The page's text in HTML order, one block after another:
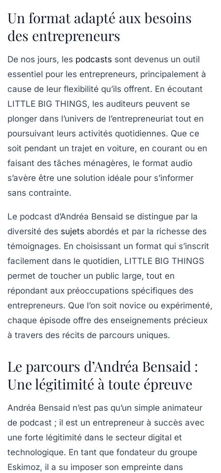
Un format adapté aux besoins
des entrepreneurs
De nos jours, les podcasts sont devenus un outil
essentiel pour les entrepreneurs, principalement à
cause de leur flexibilité qu’ils offrent. En écoutant
LITTLE BIG THINGS, les auditeurs peuvent se
plonger dans l’univers de l’entrepreneuriat tout en
poursuivant leurs activités quotidiennes. Que ce
soit pendant un trajet en voiture, en courant ou en
faisant des tâches ménagères, le format audio
s’avère être une solution idéale pour s’informer
sans contrainte.
Le podcast d’Andréa Bensaid se distingue par la
diversité des sujets abordés et par la richesse des
témoignages. En choisissant un format qui s’inscrit
facilement dans le quotidien, LITTLE BIG THINGS
permet de toucher un public large, tout en
répondant aux préoccupations spécifiques des
entrepreneurs. Que l’on soit novice ou expérimenté,
chaque épisode offre des enseignements précieux
à travers des récits de parcours uniques.
Le parcours d’Andréa Bensaid :
Une légitimité à toute épreuve
Andréa Bensaid n’est pas qu’un simple animateur
de podcast ; il est un entrepreneur à succès avec
une forte légitimité dans le secteur digital et
technologique. En tant que fondateur du groupe
Eskimoz, il a su imposer son empreinte dans